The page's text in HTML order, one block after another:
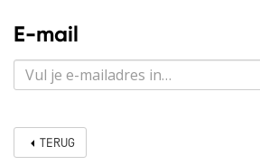
E-mail
TERUG